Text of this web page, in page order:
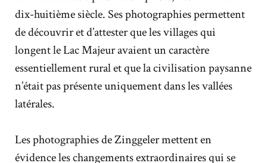
dix-huitième siècle. Ses photographies permettent
de découvrir et d’attester que les villages qui
longent le Lac Majeur avaient un caractère
essentiellement rural et que la civilisation paysanne
n’était pas présente uniquement dans les vallées
latérales.
Les photographies de Zinggeler mettent en
évidence les changements extraordinaires qui se